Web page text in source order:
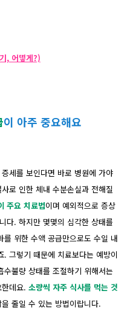
, 어떻게?)
이 아주 중요해요
세를 보인다면 바로 병원에 가야
로 인한 체내 수분손실과 전해질
주요 치료법이며 예외적으로 증상
다. 하지만 몇몇의 심각한 상태를
위한 수액 공급만으로도 수일 내
그렇기 때문에 치료보다는 예방이
불량 상태를 조절하기 위해서는
데요. 소량씩 자주 식사를 먹는 것
줄일 수 있는 방법이랍니다.